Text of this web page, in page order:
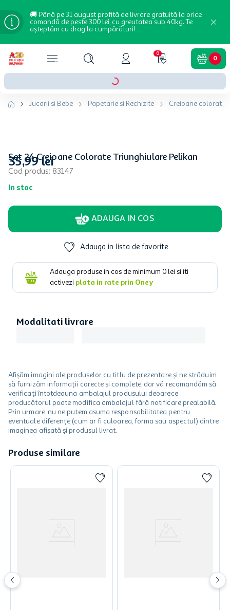
🚚 Până pe 31 august profită de livrare gratuită la orice
comandă de peste 300 lei, cu greutatea sub 40kg. Te
așteptăm cu drag la cumpărături!
0
0
Jucarii si Bebe Papetarie si Rechizite Creioane colorate
Set 24 Creioane Colorate Triunghiulare Pelikan
Cod produs: 83147
In stoc
35,99lei
ADAUGA IN COS
Adauga in lista de favorite
Adauga produse in cos de minimum 0 lei si iti
activezi plata in rate prin Oney
Modalitati livrare
Afișăm imagini ale produselor cu titlu de prezentare și ne străduim
să furnizăm informații corecte și complete, dar vă recomandăm să
verificați întotdeauna ambalajul produsului deoarece
producătorul poate modifica ambalajul fără notificare prealabilă.
Prin urmare, nu ne putem asuma responsabilitatea pentru
eventuale diferențe (cum ar fi culoarea, forma sau aspectul) dintre
imaginea afișată și produsul livrat.
Produse similare